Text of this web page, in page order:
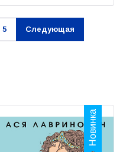
5 Следующая